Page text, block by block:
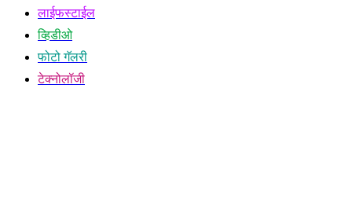
लाईफस्टाईल
व्हिडीओ
फोटो गॅलरी
टेक्नोलॉजी